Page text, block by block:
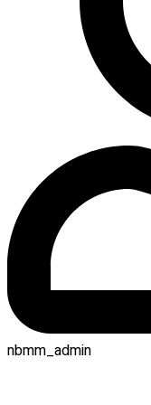
nbmm_admin